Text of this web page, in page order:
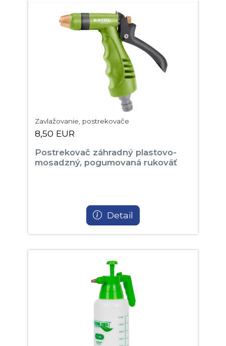
Zavlažovanie, postrekovače
8,50 EUR
Postrekovač záhradný plastovo-
mosadzný, pogumovaná rukoväť
Detail